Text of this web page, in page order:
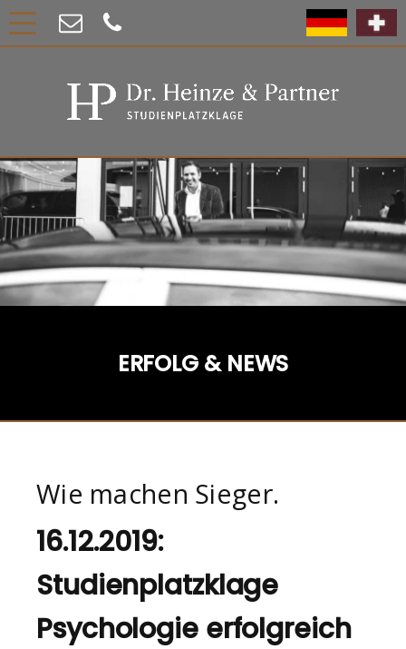
ERFOLG & NEWS
Wie machen Sieger.
16.12.2019:
Studienplatzklage
Psychologie erfolgreich